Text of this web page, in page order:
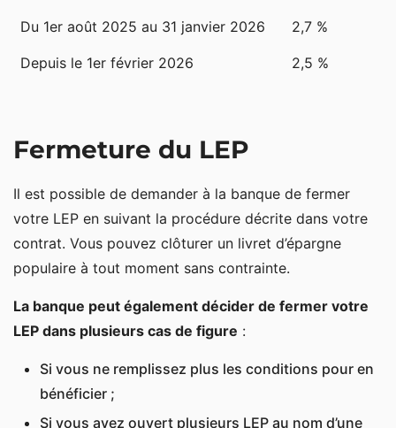
Du 1er août 2025 au 31 janvier 2026 2,7 %
Depuis le 1er février 2026 2,5 %
Fermeture du LEP
Il est possible de demander à la banque de fermer
votre LEP en suivant la procédure décrite dans votre
contrat. Vous pouvez clôturer un livret d’épargne
populaire à tout moment sans contrainte.
La banque peut également décider de fermer votre
LEP dans plusieurs cas de figure :
Si vous ne remplissez plus les conditions pour en
bénéficier ;
Si vous avez ouvert plusieurs LEP au nom d’une